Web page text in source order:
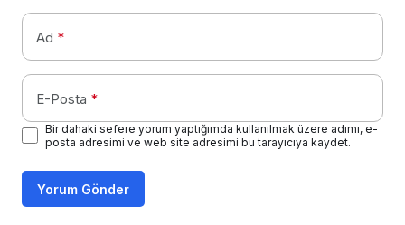
Ad *
E-Posta *
Bir dahaki sefere yorum yaptığımda kullanılmak üzere adımı, e-
posta adresimi ve web site adresimi bu tarayıcıya kaydet.
Yorum Gönder